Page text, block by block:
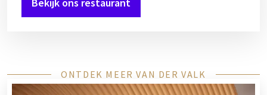
ONTDEK MEER VAN DER VALK